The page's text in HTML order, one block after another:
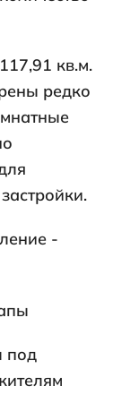
кв.м.
редко
-
под